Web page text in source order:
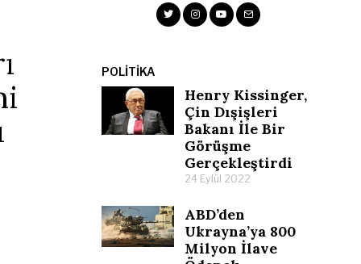
POLITIKA
Henry Kissinger,
Çin Dışişleri
Bakanı İle Bir
Görüşme
Gerçekleştirdi
24 Eylül 2022
ABD’den
Ukrayna’ya 800
Milyon İlave